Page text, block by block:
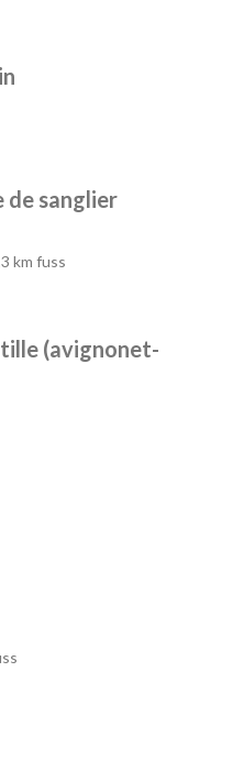
de sanglier
km fuss
(avignonet-